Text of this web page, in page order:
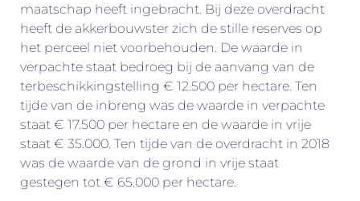
maatschap heeft ingebracht. Bij deze overdracht
heeft de akkerbouwster zich de stille reserves op
het perceel niet voorbehouden. De waarde in
verpachte staat bedroeg bij de aanvang van de
terbeschikkingstelling € 12.500 per hectare. Ten
tijde van de inbreng was de waarde in verpachte
staat € 17.500 per hectare en de waarde in vrije
staat € 35.000. Ten tijde van de overdracht in 2018
was de waarde van de grond in vrije staat
gestegen tot € 65.000 per hectare.